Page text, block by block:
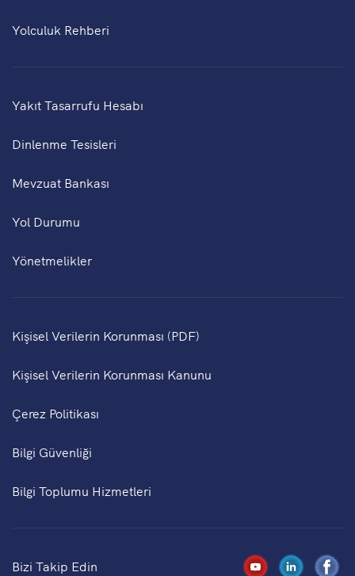
Yolculuk Rehberi
Yakıt Tasarrufu Hesabı
Dinlenme Tesisleri
Mevzuat Bankası
Yol Durumu
Yönetmelikler
Kişisel Verilerin Korunması (PDF)
Kişisel Verilerin Korunması Kanunu
Çerez Politikası
Bilgi Güvenliği
Bilgi Toplumu Hizmetleri
Bizi Takip Edin